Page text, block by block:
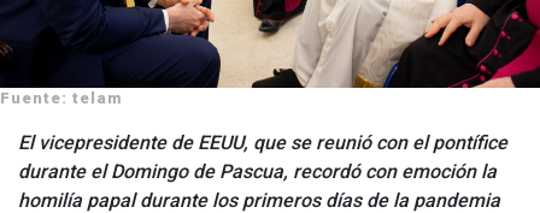
Fuente: telam
El vicepresidente de EEUU, que se reunió con el pontífice
durante el Domingo de Pascua, recordó con emoción la
homilía papal durante los primeros días de la pandemia